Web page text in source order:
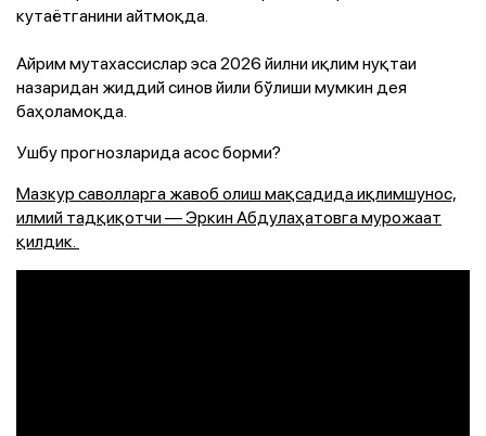
кутaётганини айтмоқда.
Айрим мутахассислар эса 2026 йилни иқлим нуқтаи
назаридан жиддий синов йили бўлиши мумкин дея
баҳоламоқда.
Ушбу прогнозларида асос борми?
Мазкур саволларга жавоб олиш мақсадида иқлимшунос,
илмий тадқиқотчи — Эркин Абдулаҳатовга мурожаат
қилдик.